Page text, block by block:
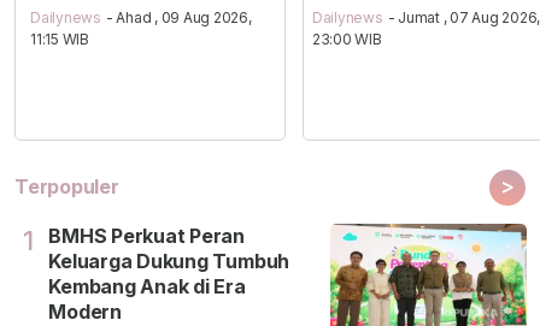
Dailynews - Ahad , 09 Aug 2026,
11:15 WIB
Dailynews - Jumat , 07 Aug 2026,
23:00 WIB
Terpopuler >
1
BMHS Perkuat Peran
Keluarga Dukung Tumbuh
Kembang Anak di Era
Modern